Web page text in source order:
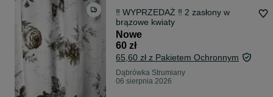
‼️ WYPRZEDAŻ ‼️ 2 zasłony w
brązowe kwiaty
Nowe
60 zł
65,60 zł z Pakietem Ochronnym
Dąbrówka Strumiany
06 sierpnia 2026